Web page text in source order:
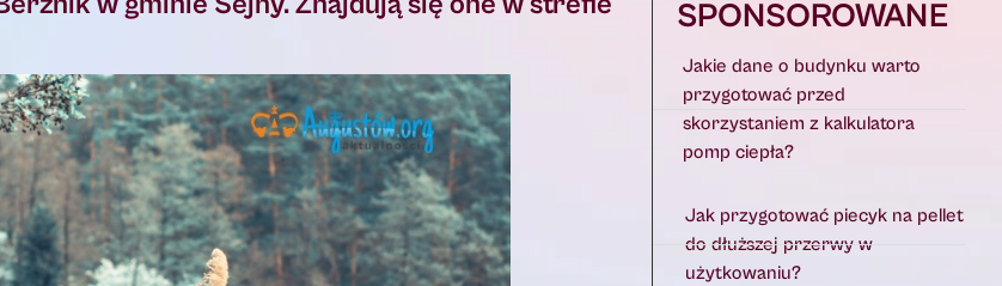
SPONSOROWANE
Jakie dane o budynku warto
przygotować przed
skorzystaniem z kalkulatora
pomp ciepła?
Jak przygotować piecyk na pellet
do dłuższej przerwy w
użytkowaniu?